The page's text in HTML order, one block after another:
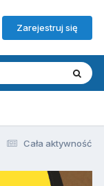
Zarejestruj się
Cała aktywność